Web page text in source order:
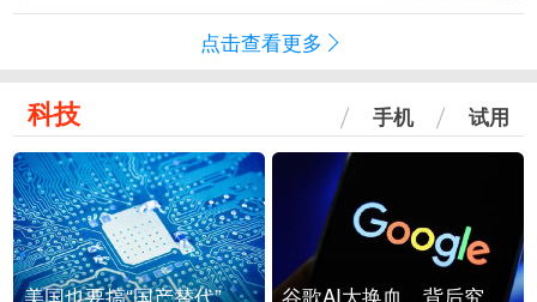
点击查看更多
科技 手机 试用
美国也要搞“国产替代”？先算清三笔账 谷歌AI大换血，背后究竟发生了什么？